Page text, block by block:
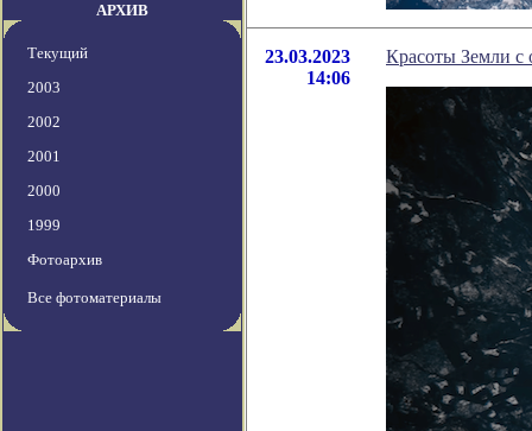
АРХИВ
Текущий
2003
2002
2001
2000
1999
Фотоархив
Все фотоматериалы
23.03.2023
14:06
Красоты Земли с